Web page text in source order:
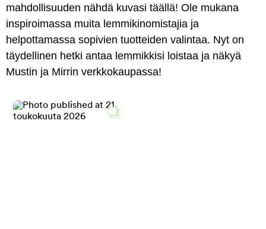
mahdollisuuden nähdä kuvasi täällä! Ole mukana
inspiroimassa muita lemmikinomistajia ja
helpottamassa sopivien tuotteiden valintaa. Nyt on
täydellinen hetki antaa lemmikkisi loistaa ja näkyä
Mustin ja Mirrin verkkokaupassa!